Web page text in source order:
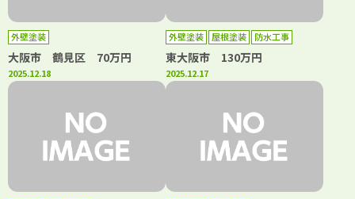
外壁塗装
大阪市 鶴見区 70万円
2025.12.18
外壁塗装 屋根塗装 防水工事
東大阪市 130万円
2025.12.17